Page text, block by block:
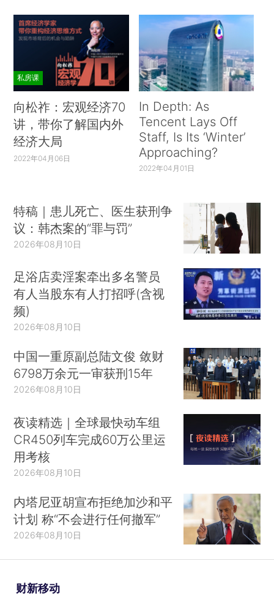
私房课
向松祚：宏观经济70
讲，带你了解国内外
经济大局
2022年04月06日
In Depth: As
Tencent Lays Off
Staff, Is Its ‘Winter’
Approaching?
2022年04月01日
特稿｜患儿死亡、医生获刑争
议：韩杰案的“罪与罚”
2026年08月10日
足浴店卖淫案牵出多名警员
有人当股东有人打招呼(含视
频)
2026年08月10日
中国一重原副总陆文俊 敛财
6798万余元一审获刑15年
2026年08月10日
夜读精选｜全球最快动车组
CR450列车完成60万公里运
用考核
2026年08月10日
内塔尼亚胡宣布拒绝加沙和平
计划 称“不会进行任何撤军”
2026年08月10日
财新移动